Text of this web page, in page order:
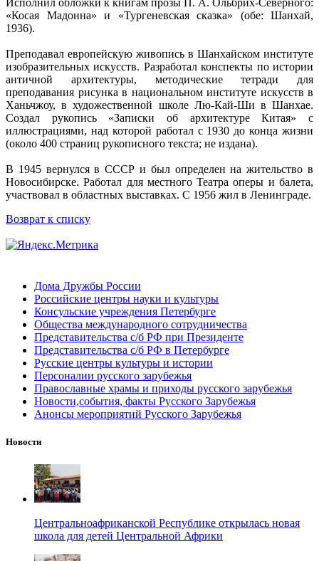
Исполнил обложки к книгам прозы П. А. Ольбрих-Северного:
«Косая Мадонна» и «Тургеневская сказка» (обе: Шанхай,
1936).
Преподавал европейскую живопись в Шанхайском институте
изобразительных искусств. Разработал конспекты по истории
античной архитектуры, методические тетради для
преподавания рисунка в национальном институте искусств в
Ханьчжоу, в художественной школе Лю-Кай-Ши в Шанхае.
Создал рукопись «Записки об архитектуре Китая» с
иллюстрациями, над которой работал с 1930 до конца жизни
(около 400 страниц рукописного текста; не издана).
В 1945 вернулся в СССР и был определен на жительство в
Новосибирске. Работал для местного Театра оперы и балета,
участвовал в областных выставках. С 1956 жил в Ленинграде.
Возврат к списку
Дома Дружбы России
Российские центры науки и культуры
Консульские учреждения Петербурге
Общества международного сотрудничества
Представительства с/б РФ при Президенте
Представительства с/б РФ в Петербурге
Русские центры культуры и истории
Персоналии русского зарубежья
Православные храмы и приходы русского зарубежья
Новости,события, факты Русского Зарубежья
Анонсы мероприятий Русского Зарубежья
Новости
Центральноафриканской Республике открылась новая
школа для детей Центральной Африки